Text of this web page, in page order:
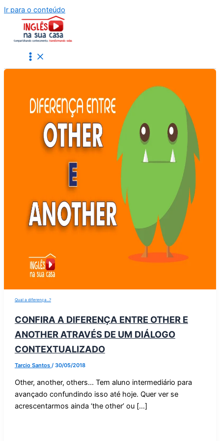
Ir para o conteúdo
Qual a diferença...?
CONFIRA A DIFERENÇA ENTRE OTHER E
ANOTHER ATRAVÉS DE UM DIÁLOGO
CONTEXTUALIZADO
Tarcio Santos / 30/05/2018
Other, another, others… Tem aluno intermediário para
avançado confundindo isso até hoje. Quer ver se
acrescentarmos ainda ‘the other’ ou […]